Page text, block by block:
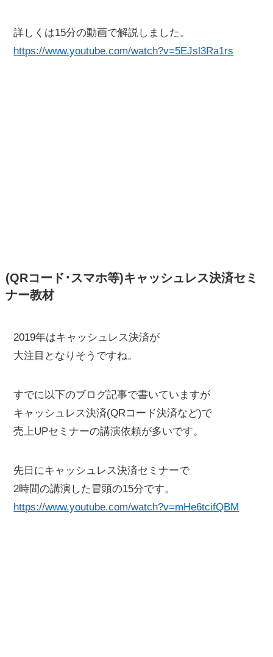
詳しくは15分の動画で解説しました。
https://www.youtube.com/watch?v=5EJsl3Ra1rs
(QRコード･スマホ等)キャッシュレス決済セミ
ナー教材
2019年はキャッシュレス決済が
大注目となりそうですね。
すでに以下のブログ記事で書いていますが
キャッシュレス決済(QRコード決済など)で
売上UPセミナーの講演依頼が多いです。
先日にキャッシュレス決済セミナーで
2時間の講演した冒頭の15分です。
https://www.youtube.com/watch?v=mHe6tcifQBM